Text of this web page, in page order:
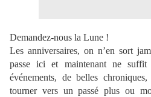
Demandez-nous la Lune !
Les anniversaires, on n’en sort
passe ici et maintenant ne
événements, de belles
tourner vers un passé plus ou